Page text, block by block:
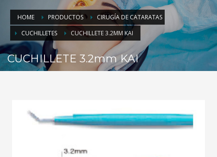
HOME PRODUCTOS
CIRUGÍA DE CATARATAS
CUCHILLETES
CUCHILLETE 3.2MM KAI
CUCHILLETE 3.2mm KAI